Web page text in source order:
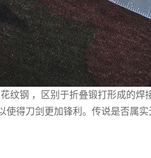
纹钢 ，区别于折叠锻打形成的焊
得刀剑更加锋利。传说是否属实